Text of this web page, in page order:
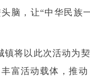
脑，让“中华民族
镇将以此次活动为
富活动载体，推